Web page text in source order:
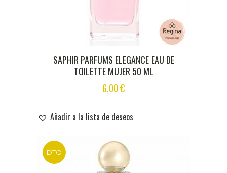
SAPHIR PARFUMS ELEGANCE EAU DE
TOILETTE MUJER 50 ML
6,00€
Añadir a la lista de deseos
DTO